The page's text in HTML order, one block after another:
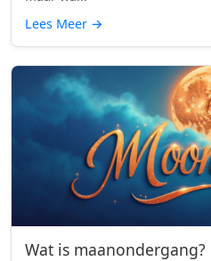
Lees Meer →
Wat is maanondergang?